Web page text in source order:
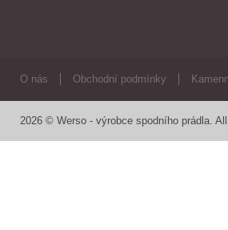
O nás Obchodní podmínky
2026 © Werso - výrobce spodního prádla.